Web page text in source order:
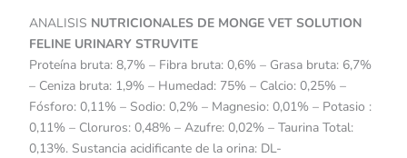
ANALISIS NUTRICIONALES DE MONGE VET SOLUTION
FELINE URINARY STRUVITE
Proteína bruta: 8,7% – Fibra bruta: 0,6% – Grasa bruta: 6,7%
– Ceniza bruta: 1,9% – Humedad: 75% – Calcio: 0,25% –
Fósforo: 0,11% – Sodio: 0,2% – Magnesio: 0,01% – Potasio :
0,11% – Cloruros: 0,48% – Azufre: 0,02% – Taurina Total:
0,13%. Sustancia acidificante de la orina: DL-